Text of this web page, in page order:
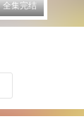
全集完结